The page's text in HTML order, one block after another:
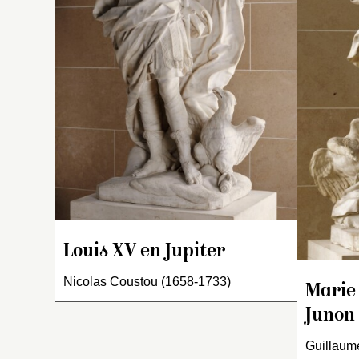
Louis XV en Jupiter
Nicolas Coustou (1658-1733)
Marie
Junon